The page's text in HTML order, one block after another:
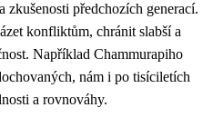
zkušenosti předchozích generací.
konfliktům, chránit slabší a
Například Chammurapiho
nám i po tisíciletích
a rovnováhy.